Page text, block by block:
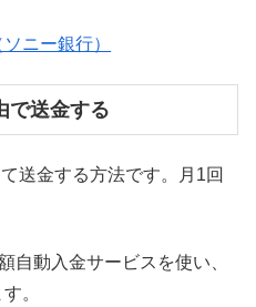
ニー銀行）
で送金する
送金する方法です。月1回
自動入金サービスを使い、
。